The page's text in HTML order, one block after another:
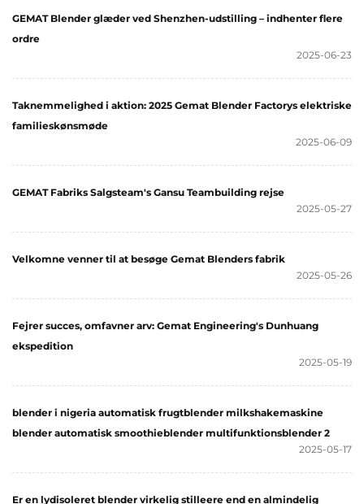
GEMAT Blender glæder ved Shenzhen-udstilling – indhenter flere
ordre
2025-06-23
Taknemmelighed i aktion: 2025 Gemat Blender Factorys elektriske
familieskønsmøde
2025-06-09
GEMAT Fabriks Salgsteam's Gansu Teambuilding rejse
2025-05-27
Velkomne venner til at besøge Gemat Blenders fabrik
2025-05-26
Fejrer succes, omfavner arv: Gemat Engineering's Dunhuang
ekspedition
2025-05-19
blender i nigeria automatisk frugtblender milkshakemaskine
blender automatisk smoothieblender multifunktionsblender 2
2025-05-17
Er en lydisoleret blender virkelig stilleere end en almindelig